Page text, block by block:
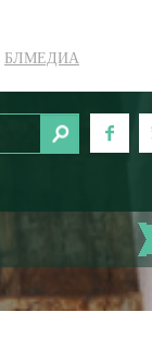
БЛМЕДИА